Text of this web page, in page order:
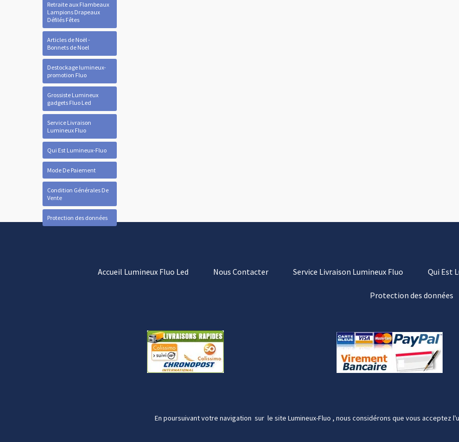
Retraite aux Flambeaux
Lampions Drapeaux
Défilés Fêtes
Articles de Noël -
Bonnets de Noel
Destockage lumineux-
promotion Fluo
Grossiste Lumineux
gadgets Fluo Led
Service Livraison
Lumineux Fluo
Qui Est Lumineux-Fluo
Mode De Paiement
Condition Générales De
Vente
Protection des données
Accueil Lumineux Fluo Led Nous Contacter Service Livraison Lumineux Fluo Qui Est
Protection des données
En poursuivant votre navigation sur le site Lumineux-Fluo , nous considérons que vous acceptez